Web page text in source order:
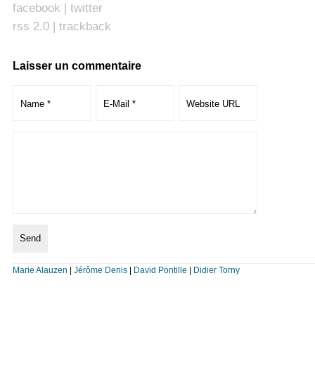
facebook | twitter
rss 2.0| trackback
Laisser un commentaire
Marie Alauzen Jérôme Denis| David Pontille Didier Torny